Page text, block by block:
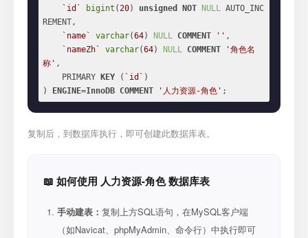
`id`
bigint (20) unsigned NOT NULL AUTO_INC
REMENT,
`name`
varchar(64) NULL COMMENT '' ,
`nameZh`
varchar(64) NULL COMMENT
'角色名
称' ,
    PRIMARY
KEY ( `id` )
)
ENGINE=InnoDB COMMENT '人力资源-角色' ;
复制后，到数据库执行，即可创建此数据库表。
📖 如何使用 人力资源-角色 数据库表
手动建表： 复制上方SQL语句，在MySQL客户端
（如Navicat、phpMyAdmin、命令行）中执行即可